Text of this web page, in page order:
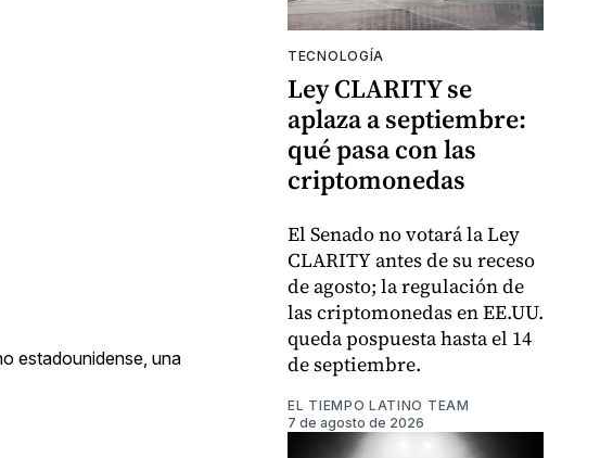
estadounidense, una
TECNOLOGÍA
Ley CLARITY se
aplaza a septiembre:
qué pasa con las
criptomonedas
El Senado no votará la Ley
CLARITY antes de su receso
de agosto; la regulación de
las criptomonedas en EE.UU.
queda pospuesta hasta el 14
de septiembre.
EL TIEMPO LATINO TEAM
7 de agosto de 2026